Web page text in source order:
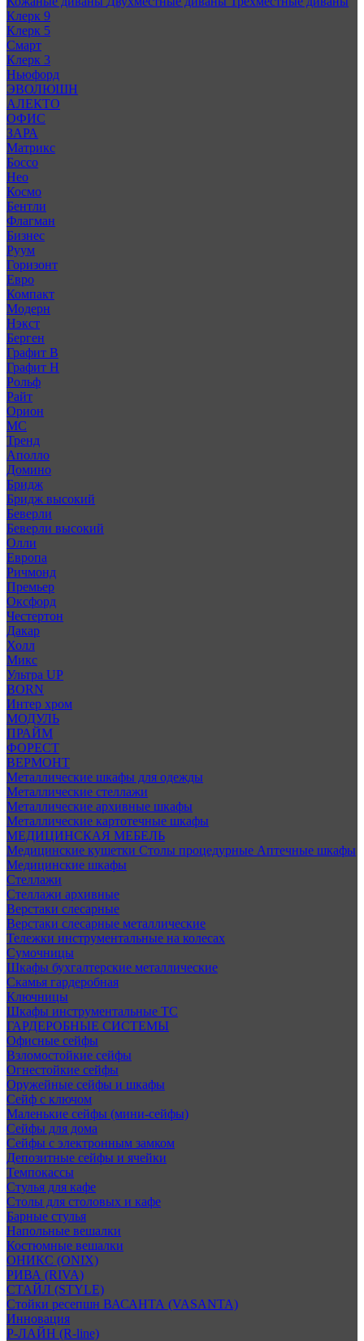
Клерк 9
Клерк 5
Смарт
Клерк 3
Ньюфорд
ЭВОЛЮШН
АЛЕКТО
ОФИС
ЗАРА
Матрикс
Боссо
Нео
Космо
Бентли
Флагман
Бизнес
Руум
Горизонт
Евро
Компакт
Модерн
Нэкст
Берген
Графит В
Графит Н
Рольф
Райт
Орион
МС
Тренд
Аполло
Домино
Бридж
Бридж высокий
Беверли
Беверли высокий
Олли
Европа
Ричмонд
Премьер
Оксфорд
Честертон
Дакар
Холл
Микс
Ультра UP
BORN
Интер хром
МОДУЛЬ
ПРАЙМ
ФОРЕСТ
ВЕРМОНТ
Металлические шкафы для одежды
Металлические стеллажи
Металлические архивные шкафы
Металлические картотечные шкафы
МЕДИЦИНСКАЯ МЕБЕЛЬ
Медицинские кушетки Столы процедурные Аптечные шкафы
Медицинские шкафы
Стеллажи
Стеллажи архивные
Верстаки слесарные
Верстаки слесарные металлические
Тележки инструментальные на колесах
Сумочницы
Шкафы бухгалтерские металлические
Скамья гардеробная
Ключницы
Шкафы инструментальные ТС
ГАРДЕРОБНЫЕ СИСТЕМЫ
Офисные сейфы
Взломостойкие сейфы
Огнестойкие сейфы
Оружейные сейфы и шкафы
Сейф с ключом
Маленькие сейфы (мини-сейфы)
Сейфы для дома
Сейфы с электронным замком
Депозитные сейфы и ячейки
Темпокассы
Стулья для кафе
Столы для столовых и кафе
Барные стулья
Напольные вешалки
Костюмные вешалки
ОНИКС (ONIX)
РИВА (RIVA)
СТАЙЛ (STYLE)
Стойки ресепшн ВАСАНТА (VASANTA)
Инновация
Р-ЛАЙН (R-line)